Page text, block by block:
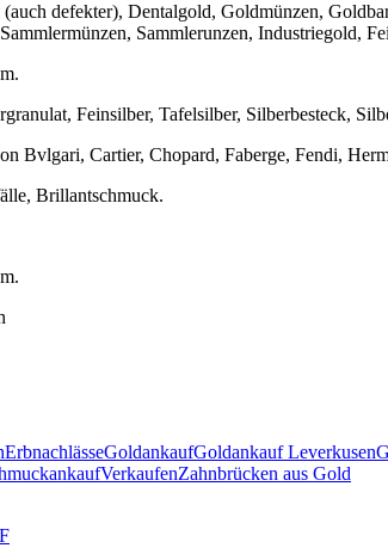
defekter), Dentalgold, Goldmünzen,
Sammlerunzen, Industriegold,
Feinsilber, Tafelsilber, Silberbesteck,
Bvlgari, Cartier, Chopard, Faberge, Fendi,
Brillantschmuck.
ErbnachlässeGoldankaufGoldankauf Leverkusen
VerkaufenZahnbrücken aus Gold